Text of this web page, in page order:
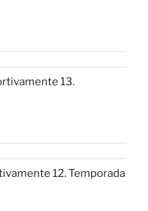
13.
12. Temporada